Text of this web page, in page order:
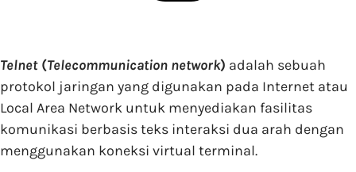
Telnet(Telecommunication network) adalah sebuah
protokol jaringan yang digunakan pada Internet atau
Local Area Network untuk menyediakan fasilitas
komunikasi berbasis teks interaksi dua arah dengan
menggunakan koneksi virtual terminal.